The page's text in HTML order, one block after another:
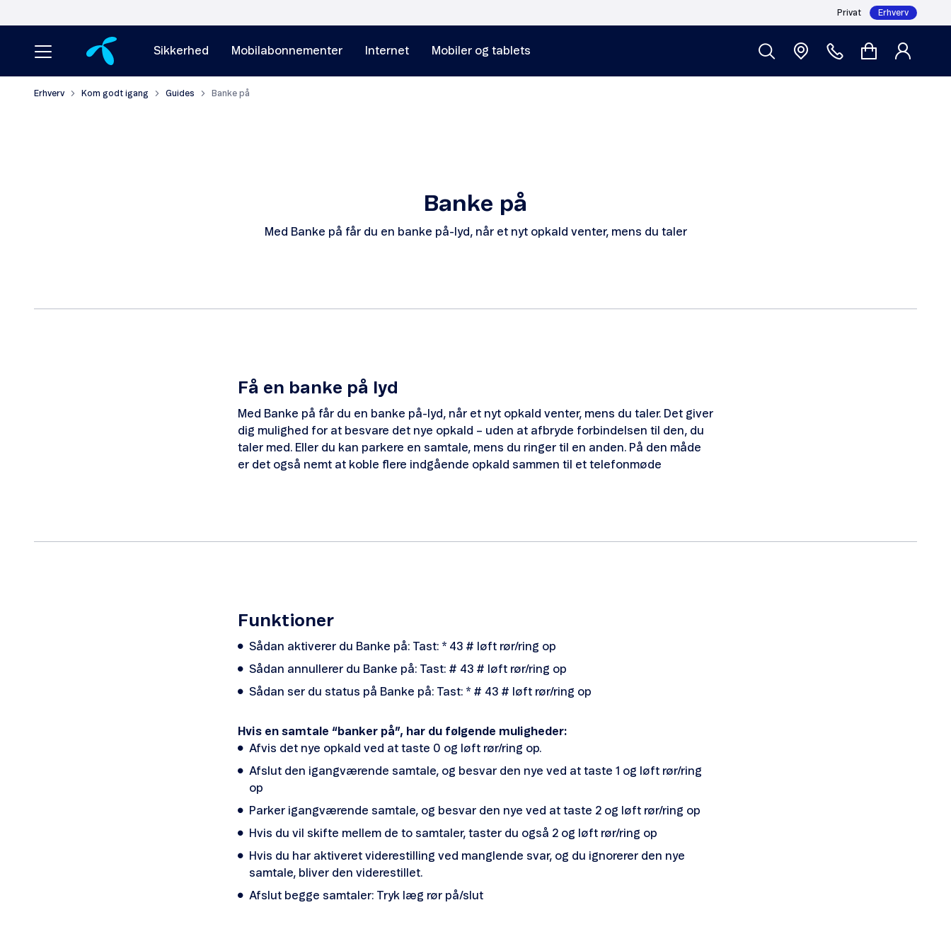
Privat Erhverv
Sikkerhed Mobilabonnementer Internet Mobiler og tablets
Erhverv Kom godt igang Guides Banke på
Banke på
Med Banke på får du en banke på-lyd, når et nyt opkald venter, mens du taler
Få en banke på lyd
Med Banke på får du en banke på-lyd, når et nyt opkald venter, mens du taler. Det giver
dig mulighed for at besvare det nye opkald – uden at afbryde forbindelsen til den, du
taler med. Eller du kan parkere en samtale, mens du ringer til en anden. På den måde
er det også nemt at koble flere indgående opkald sammen til et telefonmøde
Funktioner
Sådan aktiverer du Banke på: Tast: * 43 # løft rør/ring op
Sådan annullerer du Banke på: Tast: # 43 # løft rør/ring op
Sådan ser du status på Banke på: Tast: * # 43 # løft rør/ring op
Hvis en samtale “banker på”, har du følgende muligheder:
Afvis det nye opkald ved at taste 0 og løft rør/ring op.
Afslut den igangværende samtale, og besvar den nye ved at taste 1 og løft rør/ring
op
Parker igangværende samtale, og besvar den nye ved at taste 2 og løft rør/ring op
Hvis du vil skifte mellem de to samtaler, taster du også 2 og løft rør/ring op
Hvis du har aktiveret viderestilling ved manglende svar, og du ignorerer den nye
samtale, bliver den viderestillet.
Afslut begge samtaler: Tryk læg rør på/slut